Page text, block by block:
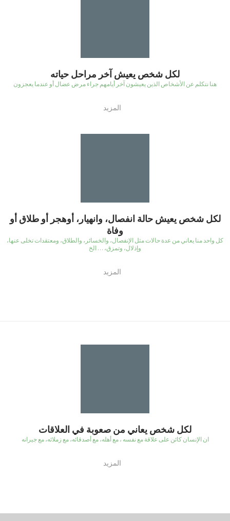
لكل شخص يعيش آخر مراحل حياته
هنا نتكلم عن الأشخاص الذين يعيشون آخر أيامهم جراء مرض عضال أو عندما يعجزون
المزيد
لكل شخص يعيش حالة انفصال، وانهيار، أوهجر أو طلاق أو
وفاة
كل واحد منا يعاني من عدة حالات مثل الإنفصال، والخسائر، والطلاق، ومعتقدات تخلى عنها،
وإذلال، وتمزق، … الخ
المزيد
لكل شخص يعاني من صعوبة في العلاقات
ان الإنسان كائن على علاقة مع نفسه ، مع أهله، مع أصدقائه، مع زملائه، مع جيرانه
المزيد